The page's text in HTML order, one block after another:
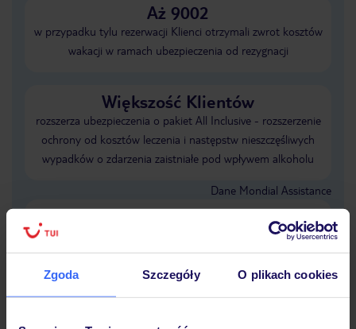
Zgoda Szczegóły O plikach cookies
Aż 9002
w przypadku tylu rezerwacji Klienci otrzymali zwrot kosztów
wakacji w ramach ubezpieczenia od rezygnacji
Większość Klientów
rozszerza ubezpieczenia o pakiet All Inclusive - rozszerzenie
ochrony od kosztów leczenia i następstw nieszczęśliwych
wypadków o zdarzenia zaistniałe pod wpływem alkoholu
Dane Mondial Assistance
Sprawdź szczegóły wariantów ochrony»